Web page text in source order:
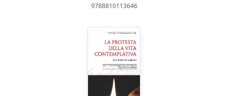
9788810113646